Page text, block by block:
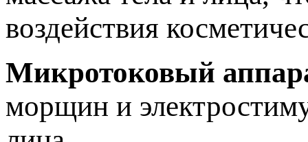
воздействия
Микротоковый
морщин и